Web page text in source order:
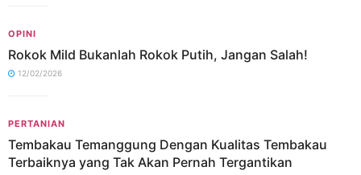
OPINI
Rokok Mild Bukanlah Rokok Putih, Jangan Salah!
12/02/2026
PERTANIAN
Tembakau Temanggung Dengan Kualitas Tembakau
Terbaiknya yang Tak Akan Pernah Tergantikan